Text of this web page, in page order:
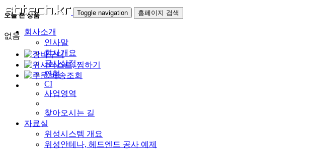
Toggle navigation 홈페이지 검색
회사소개
인사말
회사개요
공사실적
연혁
CI
사업영역
찾아오시는 길
자료실
위성시스템 개요
위성안테나, 헤드엔드 공사 예제
오늘 본 상품
없음